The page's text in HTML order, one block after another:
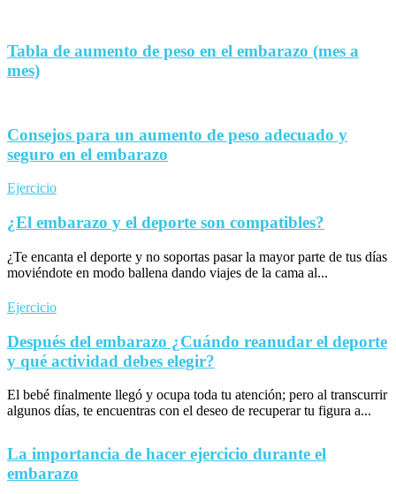
Tabla de aumento de peso en el embarazo (mes a
mes)
Consejos para un aumento de peso adecuado y
seguro en el embarazo
Ejercicio
¿El embarazo y el deporte son compatibles?
¿Te encanta el deporte y no soportas pasar la mayor parte de tus días
moviéndote en modo ballena dando viajes de la cama al...
Ejercicio
Después del embarazo ¿Cuándo reanudar el deporte
y qué actividad debes elegir?
El bebé finalmente llegó y ocupa toda tu atención; pero al transcurrir
algunos días, te encuentras con el deseo de recuperar tu figura a...
La importancia de hacer ejercicio durante el
embarazo